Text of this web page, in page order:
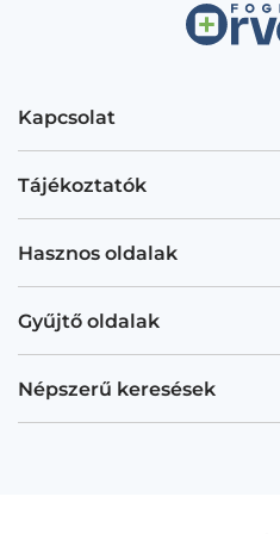
Kapcsolat
Tájékoztatók
Hasznos oldalak
Gyűjtő oldalak
Népszerű keresések